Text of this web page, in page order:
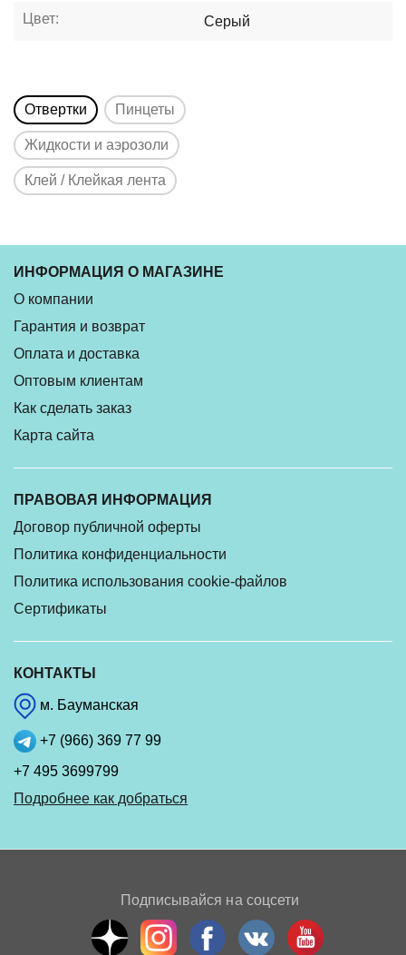
Цвет: Серый
Отвертки Пинцеты
Жидкости и аэрозоли
Клей / Клейкая лента
ИНФОРМАЦИЯ О МАГАЗИНЕ
О компании
Гарантия и возврат
Оплата и доставка
Оптовым клиентам
Как сделать заказ
Карта сайта
ПРАВОВАЯ ИНФОРМАЦИЯ
Договор публичной оферты
Политика конфиденциальности
Политика использования cookie-файлов
Сертификаты
КОНТАКТЫ
м. Бауманская
+7 (966) 369 77 99
+7 495 3699799
Подробнее как добраться
Подписывайся на соцсети